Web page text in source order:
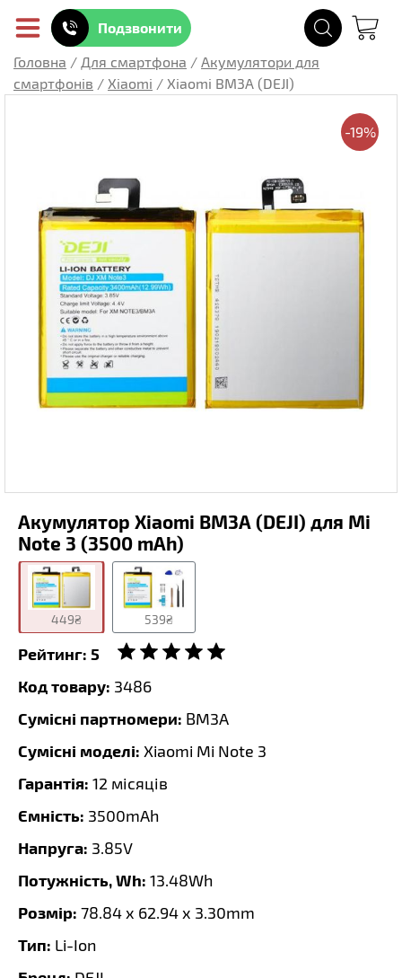
Подзвонити
Головна / Для смартфона / Акумулятори для
смартфонів / Xiaomi / Xiaomi BM3A (DEJI)
-19%
Акумулятор Xiaomi BM3A (DEJI) для Mi
Note 3 (3500 mAh)
449₴ 539₴
Рейтинг: 5
Код товару: 3486
Сумісні партномери: BM3A
Сумісні моделі: Xiaomi Mi Note 3
Гарантія: 12 місяців
Ємність: 3500mAh
Напруга: 3.85V
Потужність, Wh: 13.48Wh
Розмір: 78.84 x 62.94 x 3.30mm
Тип: Li-Ion